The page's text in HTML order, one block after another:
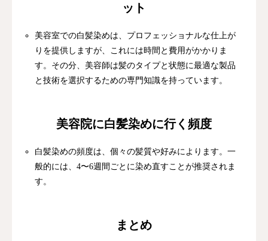
ット
美容室での白髪染めは、プロフェッショナルな仕上が
りを提供しますが、これには時間と費用がかかりま
す。その分、美容師は髪のタイプと状態に最適な製品
と技術を選択するための専門知識を持っています。
美容院に白髪染めに行く頻度
白髪染めの頻度は、個々の髪質や好みによります。一
般的には、4〜6週間ごとに染め直すことが推奨されま
す。
まとめ